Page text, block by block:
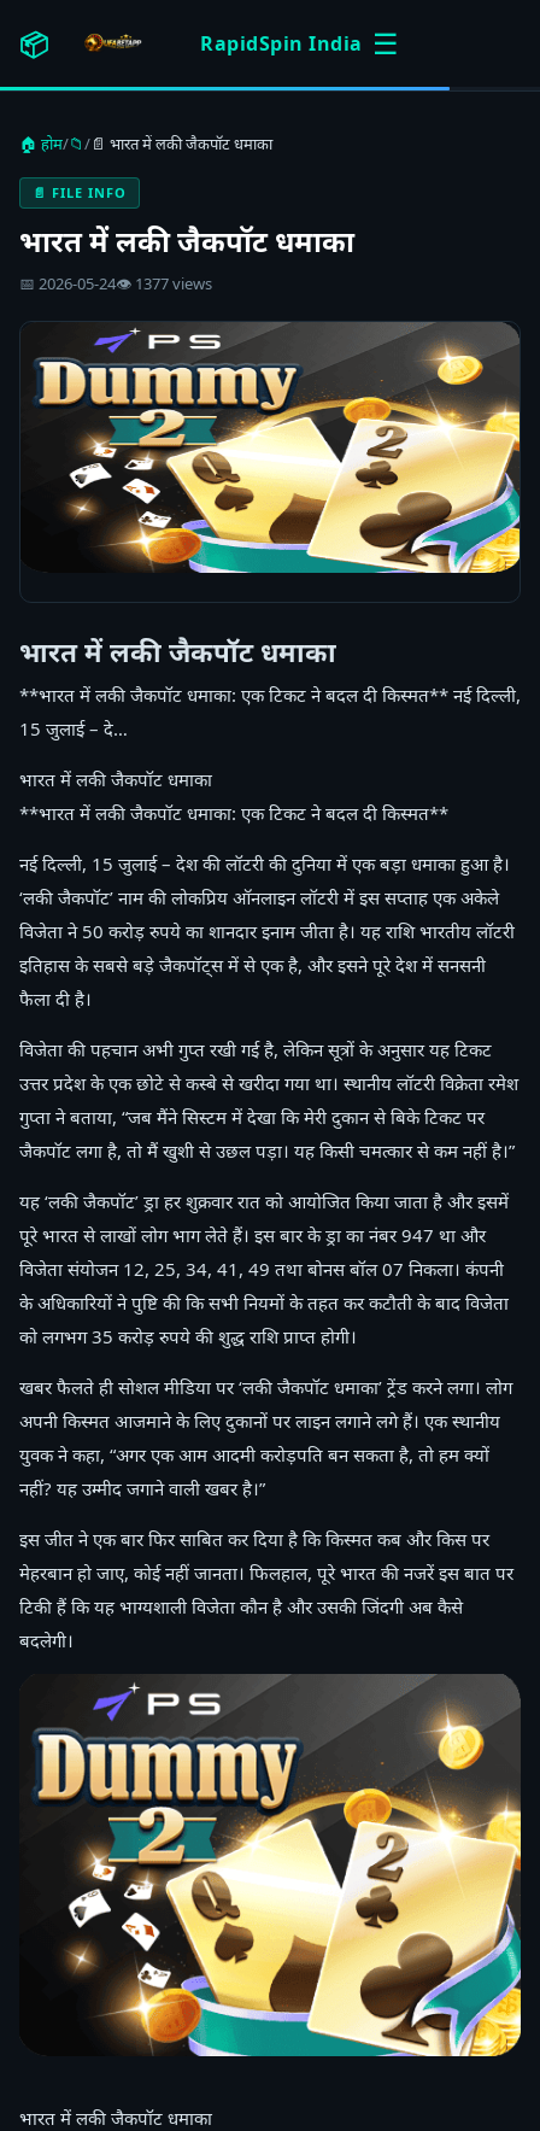
📦 RapidSpin India ☰
🏠 होम/📁/📄 भारत में लकी जैकपॉट धमाका
📄 FILE INFO
भारत में लकी जैकपॉट धमाका
📅 2026-05-24👁 1377 views
भारत में लकी जैकपॉट धमाका
**भारत में लकी जैकपॉट धमाका: एक टिकट ने बदल दी किस्मत** नई दिल्ली,
15 जुलाई – दे…
भारत में लकी जैकपॉट धमाका
**भारत में लकी जैकपॉट धमाका: एक टिकट ने बदल दी किस्मत**
नई दिल्ली, 15 जुलाई – देश की लॉटरी की दुनिया में एक बड़ा धमाका हुआ है।
‘लकी जैकपॉट’ नाम की लोकप्रिय ऑनलाइन लॉटरी में इस सप्ताह एक अकेले
विजेता ने 50 करोड़ रुपये का शानदार इनाम जीता है। यह राशि भारतीय लॉटरी
इतिहास के सबसे बड़े जैकपॉट्स में से एक है, और इसने पूरे देश में सनसनी
फैला दी है।
विजेता की पहचान अभी गुप्त रखी गई है, लेकिन सूत्रों के अनुसार यह टिकट
उत्तर प्रदेश के एक छोटे से कस्बे से खरीदा गया था। स्थानीय लॉटरी विक्रेता रमेश
गुप्ता ने बताया, “जब मैंने सिस्टम में देखा कि मेरी दुकान से बिके टिकट पर
जैकपॉट लगा है, तो मैं खुशी से उछल पड़ा। यह किसी चमत्कार से कम नहीं है।”
यह ‘लकी जैकपॉट’ ड्रा हर शुक्रवार रात को आयोजित किया जाता है और इसमें
पूरे भारत से लाखों लोग भाग लेते हैं। इस बार के ड्रा का नंबर 947 था और
विजेता संयोजन 12, 25, 34, 41, 49 तथा बोनस बॉल 07 निकला। कंपनी
के अधिकारियों ने पुष्टि की कि सभी नियमों के तहत कर कटौती के बाद विजेता
को लगभग 35 करोड़ रुपये की शुद्ध राशि प्राप्त होगी।
खबर फैलते ही सोशल मीडिया पर ‘लकी जैकपॉट धमाका’ ट्रेंड करने लगा। लोग
अपनी किस्मत आजमाने के लिए दुकानों पर लाइन लगाने लगे हैं। एक स्थानीय
युवक ने कहा, “अगर एक आम आदमी करोड़पति बन सकता है, तो हम क्यों
नहीं? यह उम्मीद जगाने वाली खबर है।”
इस जीत ने एक बार फिर साबित कर दिया है कि किस्मत कब और किस पर
मेहरबान हो जाए, कोई नहीं जानता। फिलहाल, पूरे भारत की नजरें इस बात पर
टिकी हैं कि यह भाग्यशाली विजेता कौन है और उसकी जिंदगी अब कैसे
बदलेगी।
भारत में लकी जैकपॉट धमाका